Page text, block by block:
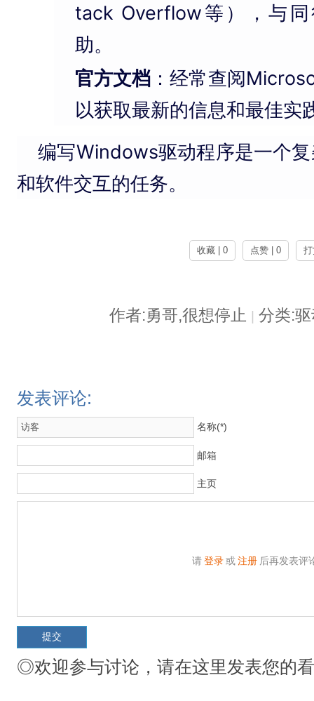
tack Overflow等），与
助。
官方文档 ：经常查阅
以获取最新的信息和最佳实
编写Windows驱动程序是一个
和软件交互的任务。
收藏 | 0 点赞 | 0
作者:勇哥,很想停止 分类:
发表评论:
名称(*)
邮箱
主页
请 登录 或 注册 后再发表评
◎欢迎参与讨论，请在这里发表您的